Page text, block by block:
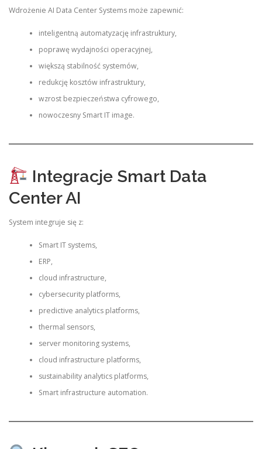
Wdrożenie AI Data Center Systems może zapewnić:
inteligentną automatyzację infrastruktury,
poprawę wydajności operacyjnej,
większą stabilność systemów,
redukcję kosztów infrastruktury,
wzrost bezpieczeństwa cyfrowego,
nowoczesny Smart IT image.
Integracje Smart Data
Center AI
System integruje się z:
Smart IT systems,
ERP,
cloud infrastructure,
cybersecurity platforms,
predictive analytics platforms,
thermal sensors,
server monitoring systems,
cloud infrastructure platforms,
sustainability analytics platforms,
Smart infrastructure automation.